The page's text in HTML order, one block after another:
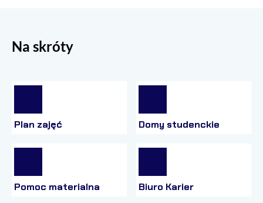
Na skróty
Plan zajęć Domy studenckie
Pomoc materialna Biuro Karier